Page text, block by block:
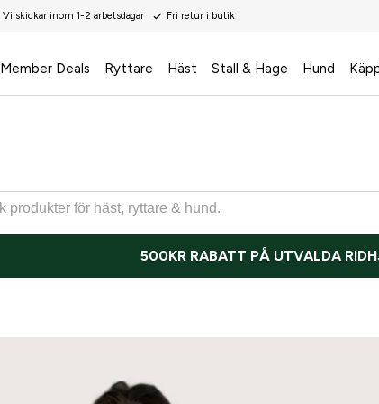
Vi skickar inom 1-2 arbetsdagar Fri retur i butik
Member Deals Ryttare Häst Stall & Hage Hund
500KR RABATT PÅ UTVALDA